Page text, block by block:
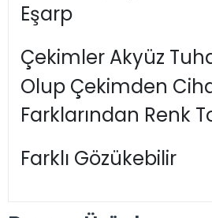
Eşarp
Çekimler Akyüz
Olup Çekimden
Farklarından Renk
Farklı Gözükebilir